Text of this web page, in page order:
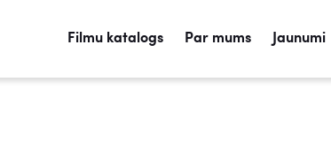
Filmu katalogs Par mums Jaunumi